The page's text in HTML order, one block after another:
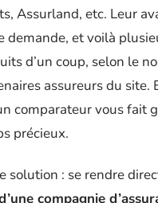
Assurland, etc. Leur
demande, et voilà
d’un coup, selon le
assureurs du site.
comparateur vous fait
précieux.
solution : se rendre
compagnie